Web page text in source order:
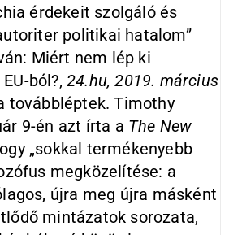
érdekeit szolgáló és
politikai hatalom”
Miért nem lép ki
ból?, 24.hu, 2019. március
továbbléptek. Timothy
9-én azt írta a The New
„sokkal termékenyebb
megközelítése: a
újra meg újra másként
mintázatok sorozata,